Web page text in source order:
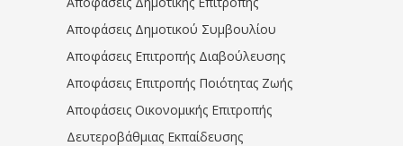
Αποφάσεις Δημοτικού Συμβουλίου
Αποφάσεις Επιτροπής Διαβούλευσης
Αποφάσεις Επιτροπής Ποιότητας Ζωής
Αποφάσεις Οικονομικής Επιτροπής
Δευτεροβάθμιας Εκπαίδευσης